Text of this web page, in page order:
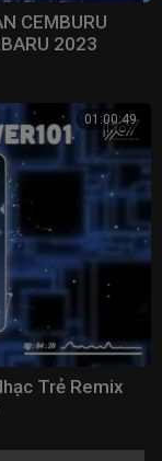
CEMBURU
2023
01:00:49
Trẻ Remix